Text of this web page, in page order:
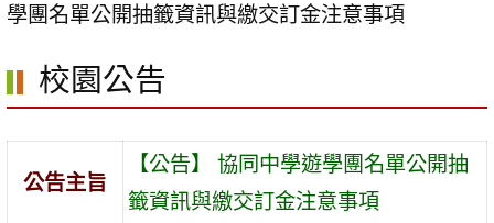
內
區
學團名單公開抽籤資訊與繳交訂金注意事項
校園公告
公告主旨
【公告】 協同中學遊學團名單公開抽
籤資訊與繳交訂金注意事項